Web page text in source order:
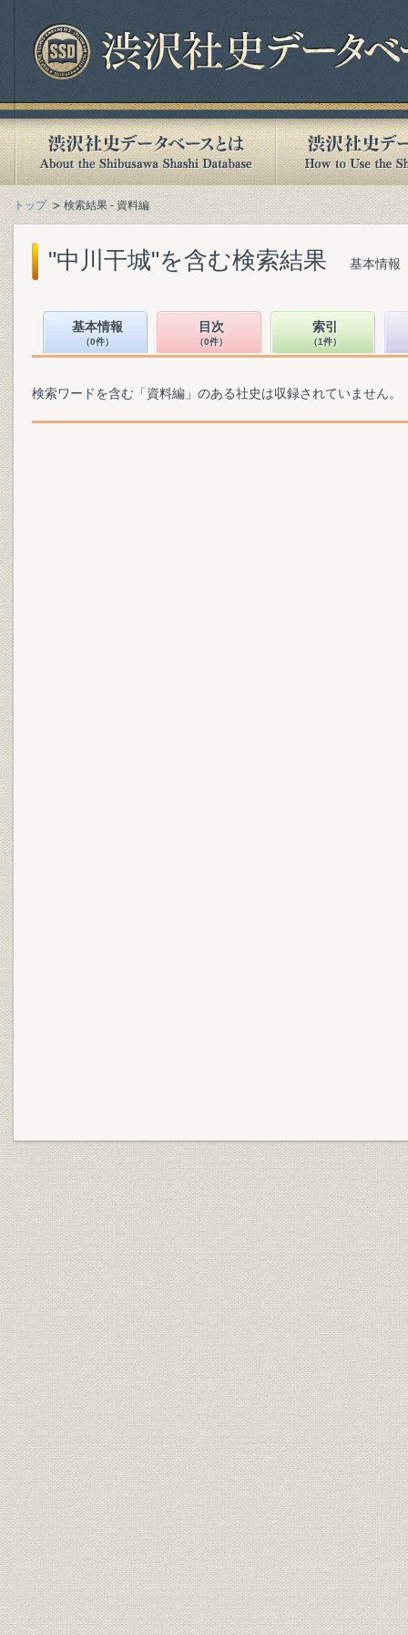
トップ 検索結果 - 資料編
"中川干城"を含む検索結果 基本情報
基本情報
（0件）
目次
（0件）
索引
（1件）
検索ワードを含む「資料編」のある社史は収録されていません。